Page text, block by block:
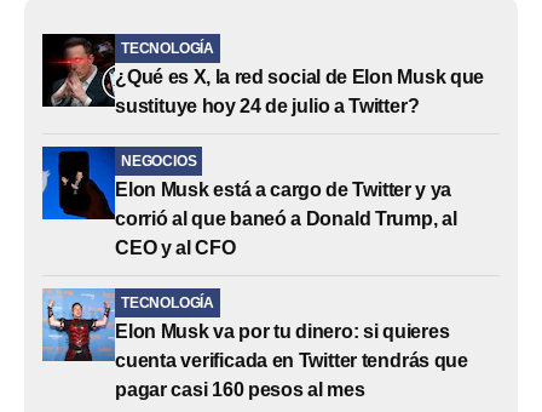
TECNOLOGÍA
¿Qué es X, la red social de Elon Musk que
sustituye hoy 24 de julio a Twitter?
NEGOCIOS
Elon Musk está a cargo de Twitter y ya
corrió al que baneó a Donald Trump, al
CEO y al CFO
TECNOLOGÍA
Elon Musk va por tu dinero: si quieres
cuenta verificada en Twitter tendrás que
pagar casi 160 pesos al mes